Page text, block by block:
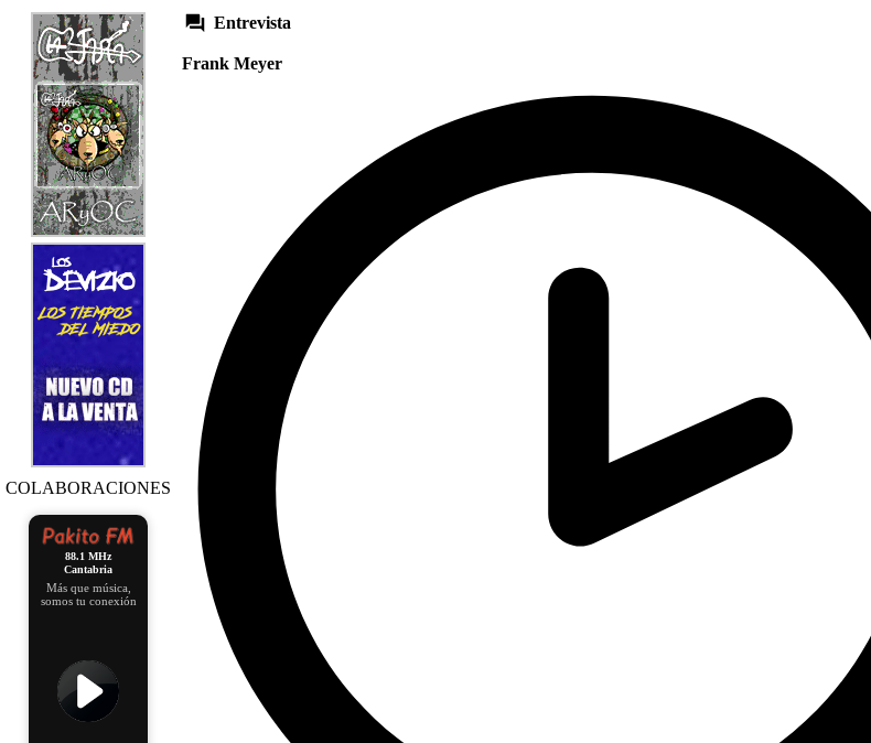
COLABORACIONES
88.1 MHz
Cantabria
Más que música,
somos tu conexión
Entrevista
Frank Meyer